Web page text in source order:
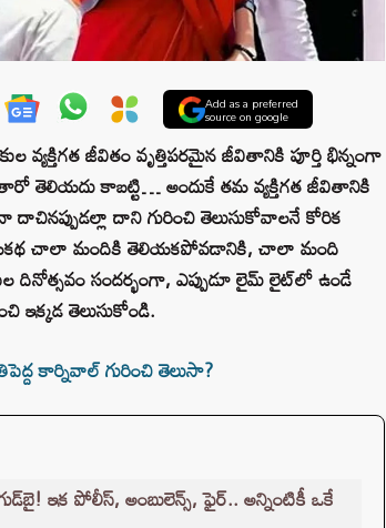
Add as a preferred
source on google
జీవితం వృత్తిపరమైన జీవితానికి పూర్తి భిన్నంగా
తెలియదు కాబట్టి… అందుకే తమ వ్యక్తిగత జీవితానికి
దాని గురించి తెలుసుకోవాలనే కోరిక
చాలా మందికి తెలియకపోవడానికి, చాలా మంది
దినోత్సవం సందర్భంగా, ఎప్పుడూ లైమ్ లైట్‌లో ఉండే
తెలుసుకోండి.
కార్నివాల్ గురించి తెలుసా?
ఇక పోలీస్, అంబులెన్స్, ఫైర్.. అన్నింటికీ ఒకే